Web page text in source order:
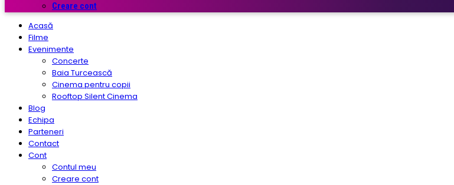
Creare cont
Acasă
Filme
Evenimente
Concerte
Baia Turcească
Cinema pentru copii
Rooftop Silent Cinema
Blog
Echipa
Parteneri
Contact
Cont
Contul meu
Creare cont